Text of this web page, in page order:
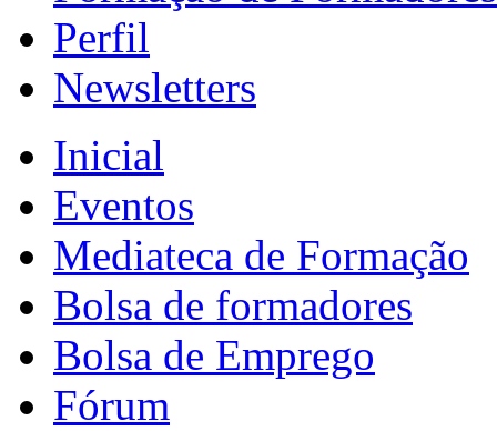
Perfil
Newsletters
Inicial
Eventos
Mediateca de Formação
Bolsa de formadores
Bolsa de Emprego
Fórum